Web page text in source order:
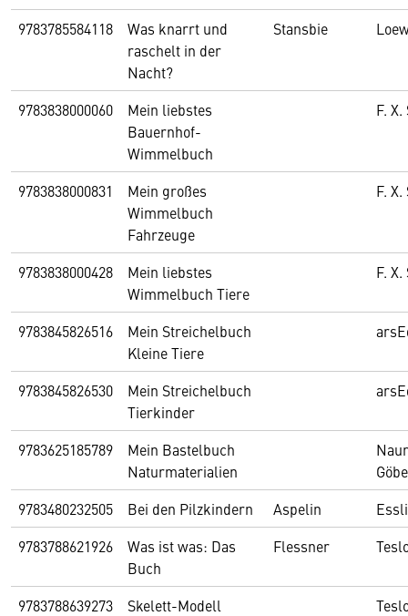
9783785584118
Was knarrt und
raschelt in der
Nacht?
Stansbie
9783838000060
Mein liebstes
Bauernhof-
Wimmelbuch
F.
9783838000831
Mein großes
Wimmelbuch
Fahrzeuge
F.
9783838000428
Mein liebstes
Wimmelbuch Tiere
F.
9783845826516
Mein Streichelbuch
Kleine Tiere
9783845826530
Mein Streichelbuch
Tierkinder
9783625185789
Mein Bastelbuch
Naturmaterialien
9783480232505
Bei den Pilzkindern Aspelin
9783788621926
Was ist was: Das
Buch
Flessner
9783788639273
Skelett-Modell